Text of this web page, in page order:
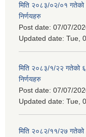
मिति २०८३/०२/०१ गतेको
निर्णयहरु
Post date: 07/07/
Updated date: Tue,
मिति २०८३/१/२२ गतेको
निर्णयहरु
Post date: 07/07/
Updated date: Tue,
मिति २०८२/११/२७ गतेको